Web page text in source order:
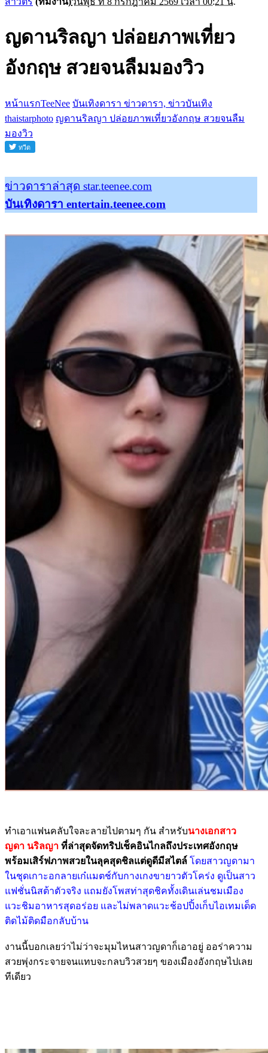
ญดานริลญา ปล่อยภาพเที่ยว
อังกฤษ สวยจนลืมมองวิว
หน้าแรกTeeNee บันเทิงดารา ข่าวดารา, ข่าวบันเทิง
thaistarphoto ญดานริลญา ปล่อยภาพเที่ยวอังกฤษ สวยจนลืม
มองวิว
ข่าวดาราล่าสุด star.teenee.com
บันเทิงดารา entertain.teenee.com
ทำเอาแฟนคลับใจละลายไปตามๆ กัน สำหรับนางเอกสาว
ญดา นริลญา ที่ล่าสุดจัดทริปเช็คอินไกลถึงประเทศอังกฤษ
พร้อมเสิร์ฟภาพสวยในลุคสุดชิลแต่ดูดีมีสไตล์ โดยสาวญดามา
ในชุดเกาะอกลายเก๋แมตช์กับกางเกงขายาวตัวโคร่ง ดูเป็นสาว
แฟชั่นนิสต้าตัวจริง แถมยังโพสท่าสุดชิคทั้งเดินเล่นชมเมือง
แวะชิมอาหารสุดอร่อย และไม่พลาดแวะช้อปปิ้งเก็บไอเทมเด็ด
ติดไม้ติดมือกลับบ้าน
งานนี้บอกเลยว่าไม่ว่าจะมุมไหนสาวญดาก็เอาอยู่ ออร่าความ
สวยพุ่งกระจายจนแทบจะกลบวิวสวยๆ ของเมืองอังกฤษไปเลย
ทีเดียว